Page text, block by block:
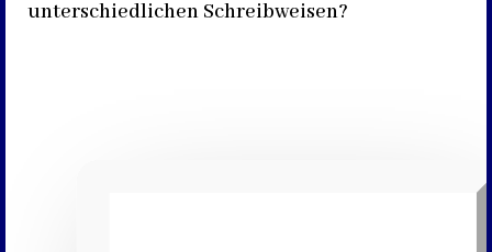
unterschiedlichen Schreibweisen?